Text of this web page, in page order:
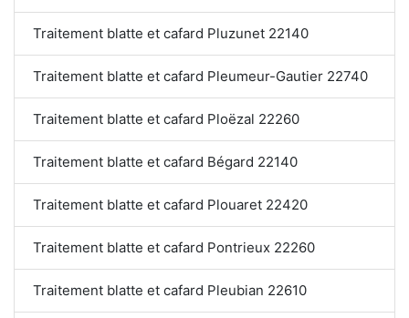
Traitement blatte et cafard Pluzunet 22140
Traitement blatte et cafard Pleumeur-Gautier 22740
Traitement blatte et cafard Ploëzal 22260
Traitement blatte et cafard Bégard 22140
Traitement blatte et cafard Plouaret 22420
Traitement blatte et cafard Pontrieux 22260
Traitement blatte et cafard Pleubian 22610